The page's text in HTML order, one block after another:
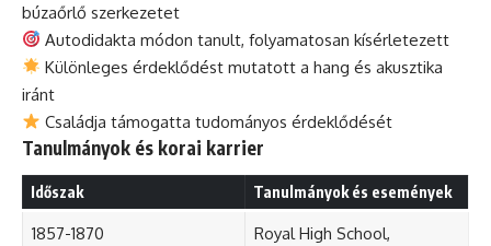
búzaőrlő szerkezetet
Autodidakta módon tanult, folyamatosan kísérletezett
Különleges érdeklődést mutatott a hang és akusztika
iránt
Családja támogatta tudományos érdeklődését
Tanulmányok és korai karrier
Időszak Tanulmányok és események
1857-1870
Royal High School,